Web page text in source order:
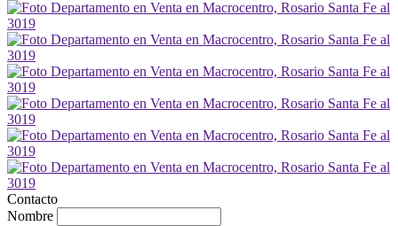
Contacto
Nombre